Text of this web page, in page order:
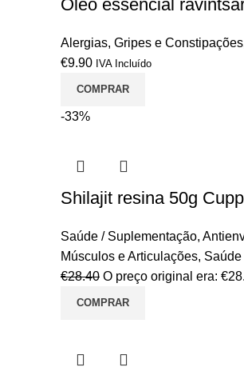
Oleo essencial
Alergias, Gripes e Constipações
€9.90 IVA Incluído
COMPRAR
-33%
Shilajit resina 50g
Saúde / Suplementação,
Músculos e Articulações, Saúde
€28.40 O preço original era:
COMPRAR